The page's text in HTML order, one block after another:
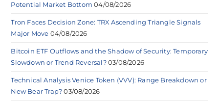
Potential Market Bottom 04/08/2026
Tron Faces Decision Zone: TRX Ascending Triangle Signals
Major Move 04/08/2026
Bitcoin ETF Outflows and the Shadow of Security: Temporary
Slowdown or Trend Reversal? 03/08/2026
Technical Analysis Venice Token (VVV): Range Breakdown or
New Bear Trap? 03/08/2026